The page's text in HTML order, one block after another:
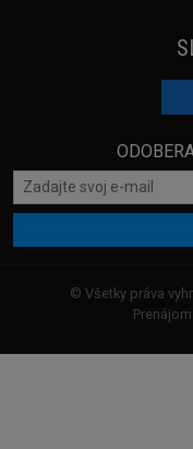
© Všetky práva